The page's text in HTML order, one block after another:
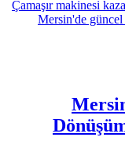
Çamaşır makinesi
Mersin'de güncel